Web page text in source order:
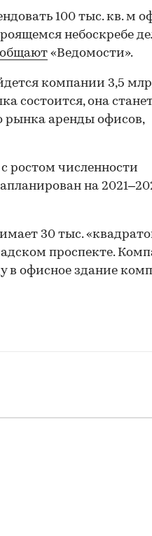
100 тыс. кв. м
небоскребе
«Ведомости».
компании 3,5
состоится, она
рынка аренды офисов,
ростом численности
на
30 тыс.
проспекте.
в офисное здание